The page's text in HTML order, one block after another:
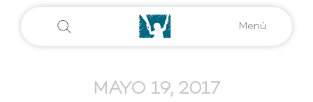
Menú
MAYO 19, 2017